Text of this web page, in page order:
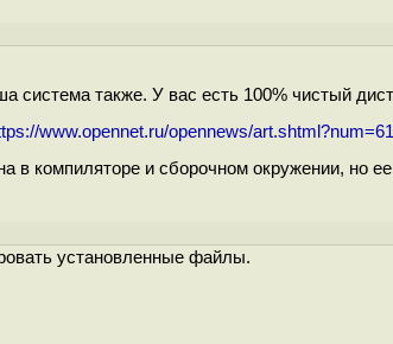
система также. У вас есть 100% чистый
www.opennet.ru/opennews/
в компиляторе и сборочном окружении, но
установленные файлы.